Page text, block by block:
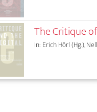
The Critique
In: Erich Hörl (Hg.),